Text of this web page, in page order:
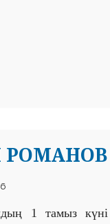
РОМАНОВ
1 тамыз күні